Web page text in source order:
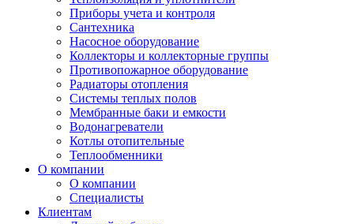
Приборы учета и контроля
Сантехника
Насосное оборудование
Коллекторы и коллекторные группы
Противопожарное оборудование
Радиаторы отопления
Системы теплых полов
Мембранные баки и емкости
Водонагреватели
Котлы отопительные
Теплообменники
О компании
О компании
Специалисты
Клиентам